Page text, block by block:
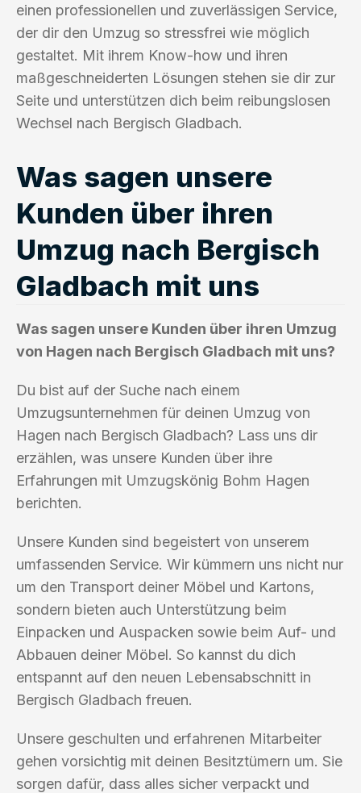
einen professionellen und zuverlässigen Service,
der dir den Umzug so stressfrei wie möglich
gestaltet. Mit ihrem Know-how und ihren
maßgeschneiderten Lösungen stehen sie dir zur
Seite und unterstützen dich beim reibungslosen
Wechsel nach Bergisch Gladbach.
Was sagen unsere
Kunden über ihren
Umzug nach Bergisch
Gladbach mit uns
Was sagen unsere Kunden über ihren Umzug
von Hagen nach Bergisch Gladbach mit uns?
Du bist auf der Suche nach einem
Umzugsunternehmen für deinen Umzug von
Hagen nach Bergisch Gladbach? Lass uns dir
erzählen, was unsere Kunden über ihre
Erfahrungen mit Umzugskönig Bohm Hagen
berichten.
Unsere Kunden sind begeistert von unserem
umfassenden Service. Wir kümmern uns nicht nur
um den Transport deiner Möbel und Kartons,
sondern bieten auch Unterstützung beim
Einpacken und Auspacken sowie beim Auf- und
Abbauen deiner Möbel. So kannst du dich
entspannt auf den neuen Lebensabschnitt in
Bergisch Gladbach freuen.
Unsere geschulten und erfahrenen Mitarbeiter
gehen vorsichtig mit deinen Besitztümern um. Sie
sorgen dafür, dass alles sicher verpackt und